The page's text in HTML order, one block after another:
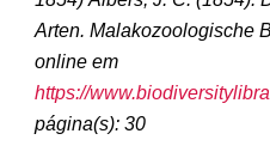
Arten. Malakozoologische
online em
https://
página(s): 30